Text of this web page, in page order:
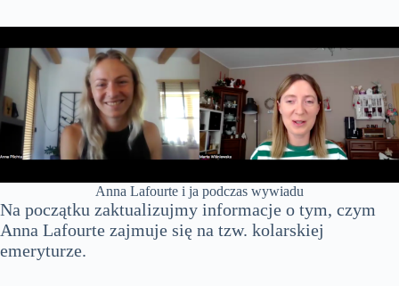
Anna Lafourte i ja podczas wywiadu
Na początku zaktualizujmy informacje o tym, czym
Anna Lafourte zajmuje się na tzw. kolarskiej
emeryturze.